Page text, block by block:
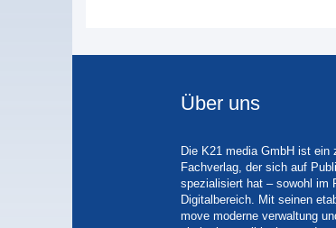
Über uns
Die K21 media GmbH ist ein
Fachverlag, der sich auf
spezialisiert hat – sowohl im
Digitalbereich. Mit seinen
move moderne verwaltung